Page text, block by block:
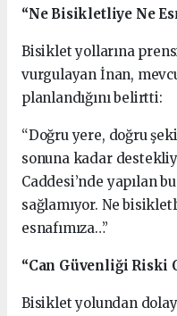
“Ne Bisikletliye Ne
Bisiklet yollarına
vurgulayan İnan,
planlandığını belirtti:
“Doğru yere, doğru
sonuna kadar
Caddesi’nde yapılan
sağlamıyor. Ne
esnafımıza…”
“Can Güvenliği Riski
Bisiklet yolundan